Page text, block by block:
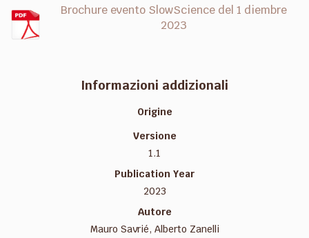
Brochure evento SlowScience del 1 diembre
2023
Informazioni addizionali
Origine
Versione
1.1
Publication Year
2023
Autore
Mauro Savrié, Alberto Zanelli